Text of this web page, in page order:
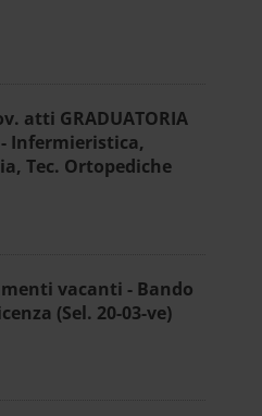
atti GRADUATORIA
- Infermieristica,
Tec. Ortopediche
vacanti - Bando
(Sel. 20-03-ve)